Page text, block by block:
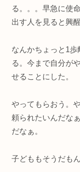
る。。。早急に使
出す人を見ると興
なんかちょっと1
る。今まで自分が
せることにした。
やってもらおう。
頼られたいんだな
だなぁ。
子どももそうだもん